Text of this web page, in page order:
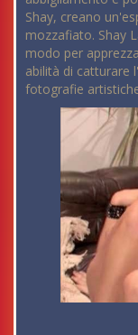
Shay, creano
mozzafiato. Shay
modo per
abilità di catturare
fotografie